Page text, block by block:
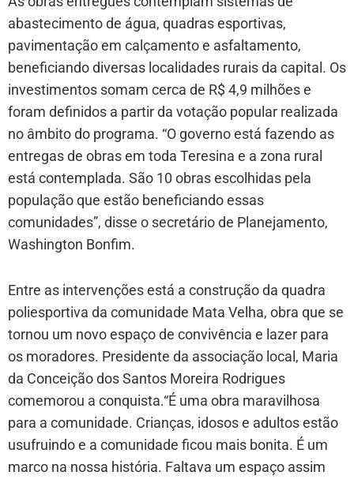
abastecimento de água, quadras esportivas,
pavimentação em calçamento e asfaltamento,
beneficiando diversas localidades rurais da capital. Os
investimentos somam cerca de R$ 4,9 milhões e
foram definidos a partir da votação popular realizada
no âmbito do programa. “O governo está fazendo as
entregas de obras em toda Teresina e a zona rural
está contemplada. São 10 obras escolhidas pela
população que estão beneficiando essas
comunidades”, disse o secretário de Planejamento,
Washington Bonfim.
Entre as intervenções está a construção da quadra
poliesportiva da comunidade Mata Velha, obra que se
tornou um novo espaço de convivência e lazer para
os moradores. Presidente da associação local, Maria
da Conceição dos Santos Moreira Rodrigues
comemorou a conquista.“É uma obra maravilhosa
para a comunidade. Crianças, idosos e adultos estão
usufruindo e a comunidade ficou mais bonita. É um
marco na nossa história. Faltava um espaço assim